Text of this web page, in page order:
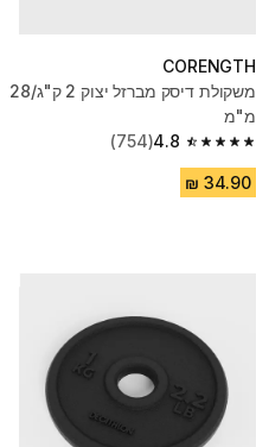
CORENGTH
משקולת דיסק מברזל יצוק 2 ק"ג/28
מ"מ
4.8
4.8 out of 5 stars from 754 reviews
(754)